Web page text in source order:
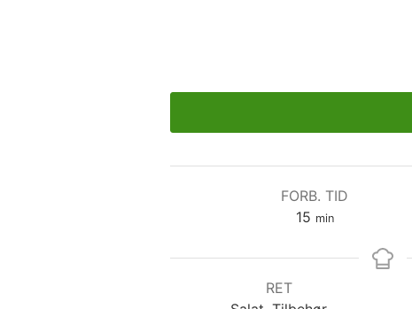
FORB. TID
15minutter
min
RET